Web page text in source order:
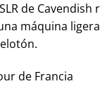
de
máquina
de Francia